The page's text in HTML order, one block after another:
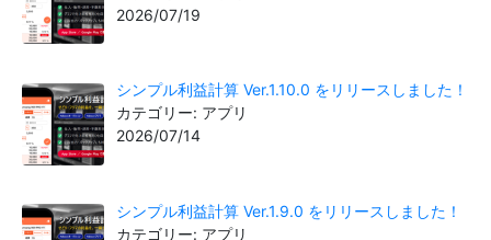
2026/07/19
シンプル利益計算 Ver.1.10.0 をリリースしました！
カテゴリー: アプリ
2026/07/14
シンプル利益計算 Ver.1.9.0 をリリースしました！
カテゴリー: アプリ